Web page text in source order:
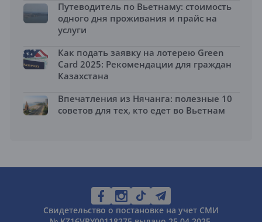
Путеводитель по Вьетнаму: стоимость
одного дня проживания и прайс на
услуги
Как подать заявку на лотерею Green
Card 2025: Рекомендации для граждан
Казахстана
Впечатления из Нячанга: полезные 10
советов для тех, кто едет во Вьетнам
Свидетельство о постановке на учет СМИ